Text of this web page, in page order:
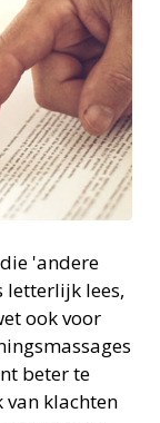
'andere
letterlijk lees,
ook voor
beter te
van klachten